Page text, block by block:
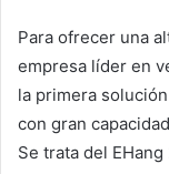
Para ofrecer una
empresa líder en
la primera
con gran
Se trata del